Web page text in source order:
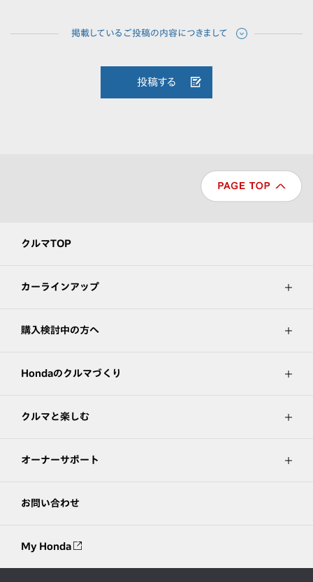
投稿する
クルマTOP
カーラインアップ
購入検討中の方へ
Hondaのクルマづくり
クルマと楽しむ
オーナーサポート
お問い合わせ
My Honda